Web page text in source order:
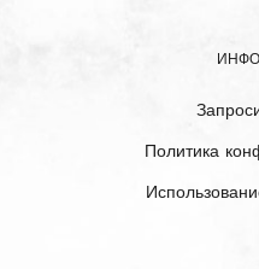
Политика